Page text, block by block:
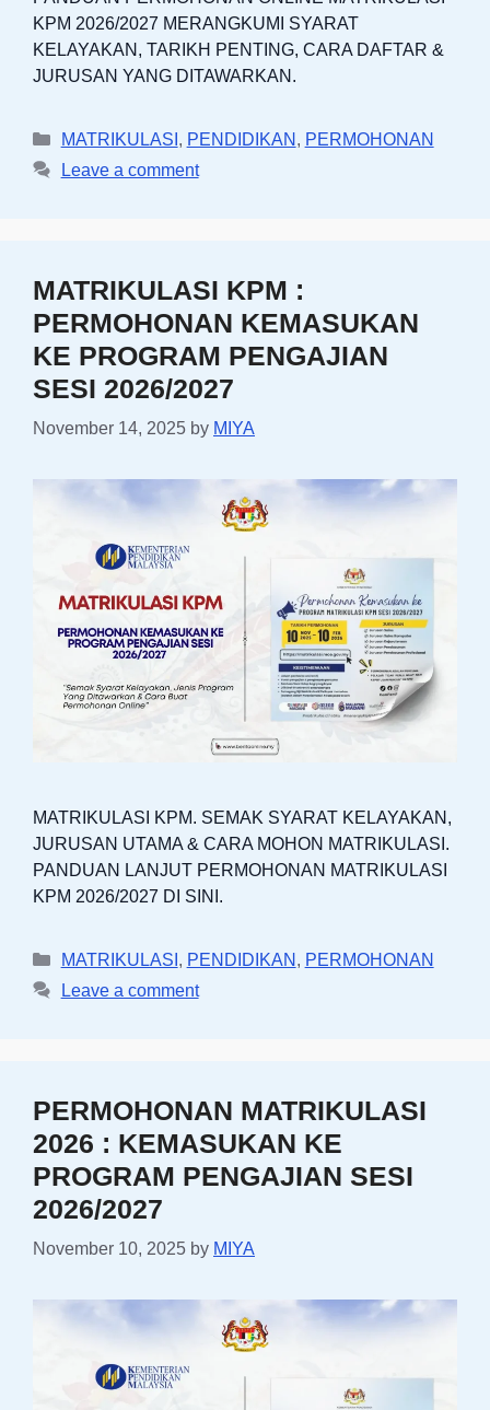
KPM 2026/2027 MERANGKUMI SYARAT
KELAYAKAN, TARIKH PENTING, CARA DAFTAR &
JURUSAN YANG DITAWARKAN.
Categories
MATRIKULASI , PENDIDIKAN , PERMOHONAN
Leave a comment
MATRIKULASI KPM :
PERMOHONAN KEMASUKAN
KE PROGRAM PENGAJIAN
SESI 2026/2027
November 14, 2025 by MIYA
MATRIKULASI KPM. SEMAK SYARAT KELAYAKAN,
JURUSAN UTAMA & CARA MOHON MATRIKULASI.
PANDUAN LANJUT PERMOHONAN MATRIKULASI
KPM 2026/2027 DI SINI.
Categories
MATRIKULASI , PENDIDIKAN , PERMOHONAN
Leave a comment
PERMOHONAN MATRIKULASI
2026 : KEMASUKAN KE
PROGRAM PENGAJIAN SESI
2026/2027
November 10, 2025 by MIYA